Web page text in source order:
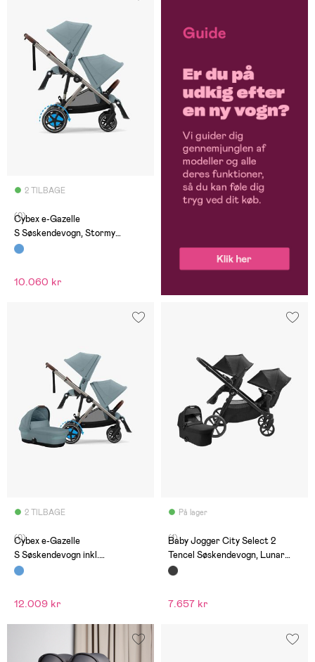
2 TILBAGE
(0)
Cybex e-Gazelle
S Søskendevogn, Stormy
Blue/Taupe
10.060 kr
2 TILBAGE
(0)
Cybex e-Gazelle
S Søskendevogn inkl.
Liggedel, Stormy Blue/Taupe
12.009 kr
På lager
(1)
Baby Jogger City Select 2
Tencel Søskendevogn, Lunar
Black
7.657 kr